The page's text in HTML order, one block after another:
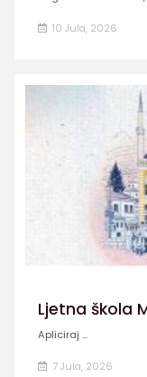
10 Jula, 2026
Ljetna škola
Apliciraj ...
7 Jula, 2026